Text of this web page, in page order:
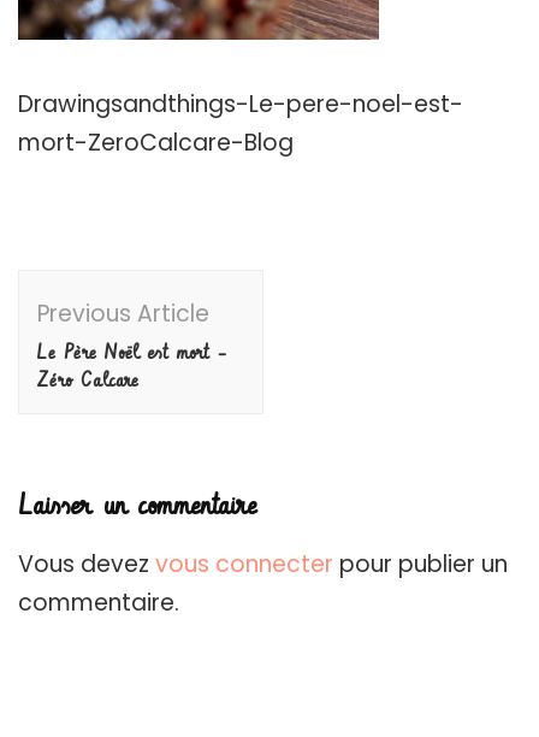
Drawingsandthings-Le-pere-noel-est-
mort-ZeroCalcare-Blog
Navigation
Previous Article
Le Père Noël est mort –
Zéro Calcare
Laisser un commentaire
Vous devez vous connecter pour publier un
commentaire.